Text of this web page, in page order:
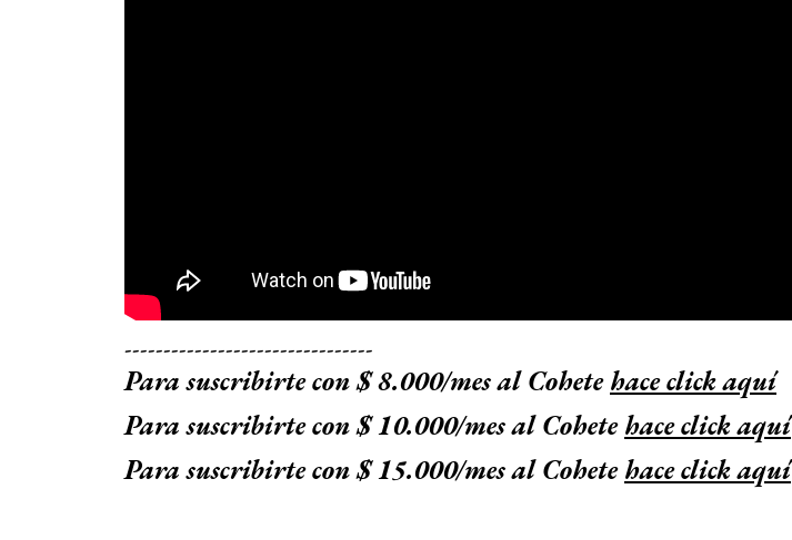
--------------------------------
Para suscribirte con $ 8.000/mes al Cohetehace click aquí
Para suscribirte con $ 10.000/mes al Cohetehace click aquí
Para suscribirte con $ 15.000/mes al Cohetehace click aquí